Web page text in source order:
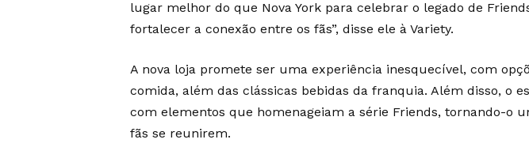
lugar melhor do que Nova York para celebrar o legado de
fortalecer a conexão entre os fãs”, disse ele à Variety.
A nova loja promete ser uma experiência inesquecível, com
comida, além das clássicas bebidas da franquia. Além disso, o
com elementos que homenageiam a série Friends, tornando-o
fãs se reunirem.